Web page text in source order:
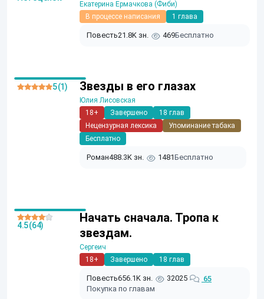
Екатерина Ермачкова (Фиби)
В процессе написания
1 глава
Повесть21.8K зн. 469Бесплатно
Звезды в его глазах
Юлия Лисовская
18+
Завершено
18 глав
Нецензурная лексика
Упоминание табака
Бесплатно
Роман488.3K зн. 1481Бесплатно
5 (1)
Начать сначала. Тропа к
звездам.
Сергеич
18+
Завершено 18 глав
Повесть656.1K зн. 32025
65
Покупка по главам
4.5 (64)